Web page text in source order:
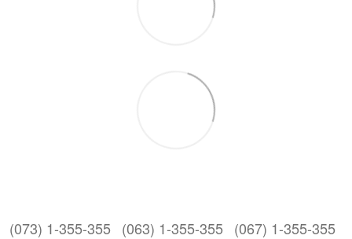
(073) 1-355-355 (063) 1-355-355 (067) 1-355-355